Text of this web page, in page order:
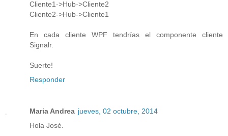
Cliente1->Hub->Cliente2
Cliente2->Hub->Cliente1
En cada cliente WPF tendrías el componente cliente
Signalr.
Suerte!
Responder
Maria Andrea jueves, 02 octubre, 2014
Hola José.